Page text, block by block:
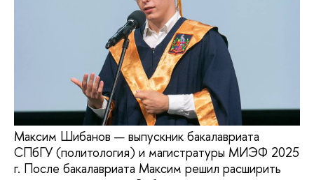
Максим Шибанов — выпускник бакалавриата
СПбГУ (политология) и магистратуры МИЭФ 2025
г. После бакалавриата Максим решил расширить